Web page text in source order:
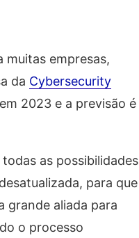
muitas empresas,
da Cybersecurity
2023 e a previsão é
as possibilidades
para que
grande aliada para
o processo